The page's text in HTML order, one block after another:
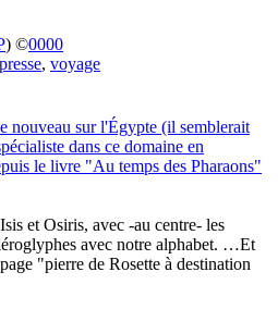
) ©0000
presse, voyage
nouveau sur l'Égypte (il semblerait
dans ce domaine en
le livre "Au temps des Pharaons"
et Osiris, avec -au centre- les
avec notre alphabet. …Et
"pierre de Rosette à destination